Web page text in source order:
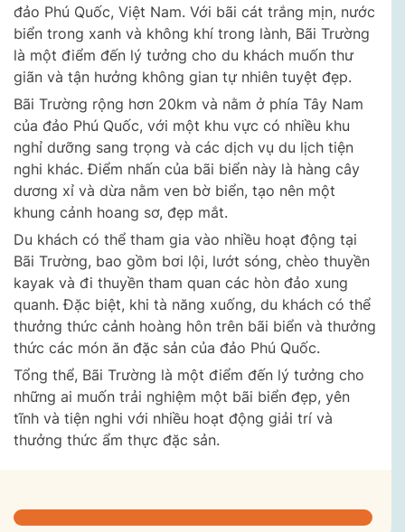
đảo Phú Quốc, Việt Nam. Với bãi cát trắng mịn, nước
biển trong xanh và không khí trong lành, Bãi Trường
là một điểm đến lý tưởng cho du khách muốn thư
giãn và tận hưởng không gian tự nhiên tuyệt đẹp.
Bãi Trường rộng hơn 20km và nằm ở phía Tây Nam
của đảo Phú Quốc, với một khu vực có nhiều khu
nghỉ dưỡng sang trọng và các dịch vụ du lịch tiện
nghi khác. Điểm nhấn của bãi biển này là hàng cây
dương xỉ và dừa nằm ven bờ biển, tạo nên một
khung cảnh hoang sơ, đẹp mắt.
Du khách có thể tham gia vào nhiều hoạt động tại
Bãi Trường, bao gồm bơi lội, lướt sóng, chèo thuyền
kayak và đi thuyền tham quan các hòn đảo xung
quanh. Đặc biệt, khi tà năng xuống, du khách có thể
thưởng thức cảnh hoàng hôn trên bãi biển và thưởng
thức các món ăn đặc sản của đảo Phú Quốc.
Tổng thể, Bãi Trường là một điểm đến lý tưởng cho
những ai muốn trải nghiệm một bãi biển đẹp, yên
tĩnh và tiện nghi với nhiều hoạt động giải trí và
thưởng thức ẩm thực đặc sản.